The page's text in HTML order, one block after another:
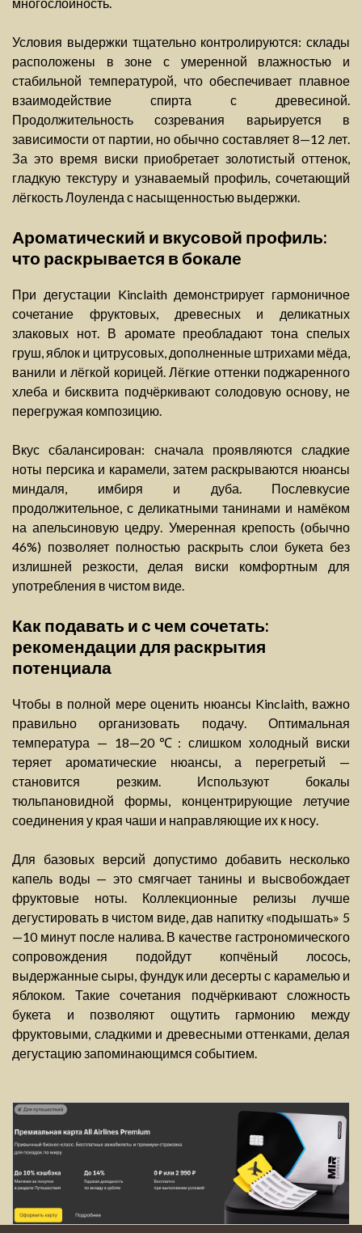
Условия выдержки тщательно контролируются: склады
расположены в зоне с умеренной влажностью и
стабильной температурой, что обеспечивает плавное
взаимодействие спирта с древесиной.
Продолжительность созревания варьируется в
зависимости от партии, но обычно составляет 8—12 лет.
За это время виски приобретает золотистый оттенок,
гладкую текстуру и узнаваемый профиль, сочетающий
лёгкость Лоуленда с насыщенностью выдержки.
Ароматический и вкусовой профиль:
что раскрывается в бокале
При дегустации Kinclaith демонстрирует гармоничное
сочетание фруктовых, древесных и деликатных
злаковых нот. В аромате преобладают тона спелых
груш, яблок и цитрусовых, дополненные штрихами мёда,
ванили и лёгкой корицей. Лёгкие оттенки поджаренного
хлеба и бисквита подчёркивают солодовую основу, не
перегружая композицию.
Вкус сбалансирован: сначала проявляются сладкие
ноты персика и карамели, затем раскрываются нюансы
миндаля, имбиря и дуба. Послевкусие
продолжительное, с деликатными танинами и намёком
на апельсиновую цедру. Умеренная крепость (обычно
46%) позволяет полностью раскрыть слои букета без
излишней резкости, делая виски комфортным для
употребления в чистом виде.
Как подавать и с чем сочетать:
рекомендации для раскрытия
потенциала
Чтобы в полной мере оценить нюансы Kinclaith, важно
правильно организовать подачу. Оптимальная
температура — 18—20℃: слишком холодный виски
теряет ароматические нюансы, а перегретый —
становится резким. Используют бокалы
тюльпановидной формы, концентрирующие летучие
соединения у края чаши и направляющие их к носу.
Для базовых версий допустимо добавить несколько
капель воды — это смягчает танины и высвобождает
фруктовые ноты. Коллекционные релизы лучше
дегустировать в чистом виде, дав напитку «подышать» 5
—10 минут после налива. В качестве гастрономического
сопровождения подойдут копчёный лосось,
выдержанные сыры, фундук или десерты с карамелью и
яблоком. Такие сочетания подчёркивают сложность
букета и позволяют ощутить гармонию между
фруктовыми, сладкими и древесными оттенками, делая
дегустацию запоминающимся событием.